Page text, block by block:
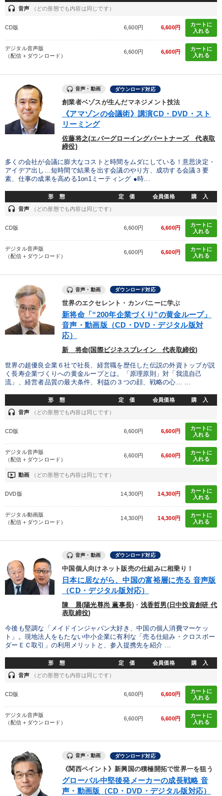
多様性・ダイバーシティ 株式投資
refresh 更新する
しいただけます
カテゴリー
「利上げ時代の最新・銀行対策」＋「不動産市況予測」＋「市場
予測と株式投資」最新刊
資産戦略
2025年夏季全国経営者セミナー収録講演ＣＤ・講演ＤＶＤ・デジ
【1月】音声・映像
タル版（音声／動画ストリーミング・ダウンロード）
最新刊・戦略参謀ChatGPT実戦法と中小企業のDXと講話ご案内
改善・生産性向上 数字・税務・決算書
新事業・新商品づくり 財務・数字力の向上
パフォーマンス向上 業績を伸ばしたい
社長の姿勢を学びたい 社員研修を行いたい
キーワード
労務問題・人事対策
トレンド 銀行交渉 投資
local_offer タグから探す refresh 更新する
すべての音声・動画（全2077タイトル）からお探しいただけます
タグ・キーワード
マネジメント 不動産投資 多様性・ダイバーシティ
いい会社 ビジネスモデル
労務問題・リスク対策 相続・事業承継
未来先見 聞き手・作間信司
IT・デジタル活用 早わかり 広報・PR 創業者
不動産
※「更新」を押すと「タグ・キーワード」を更新いただけます。
headset 音声 （どの形態でも内容は同じです）
CD版 6,600円 6,600円
カートに
入れる
デジタル音声版
（配信＋ダウンロード）
6,600円 6,600円
カートに
入れる
音声・動画 ダウンロード対応
創業者ベゾスが生んだマネジメント技法
《アマゾンの会議術》講演CD・DVD・スト
リーミング
佐藤将之(エバーグローイングパートナーズ 代表取
締役)
多くの会社が会議に膨大なコストと時間をムダにしている！意思決定・
アイデア出し…短時間で結果を出す会議のやり方、成功する会議３要
素、仕事の成果を高める1on1ミーティング ●時...
形 態 定 価 会員価格 購 入
headset 音声 （どの形態でも内容は同じです）
CD版 6,600円 6,600円
カートに
入れる
デジタル音声版
（配信＋ダウンロード）
6,600円 6,600円
カートに
入れる
音声・動画 ダウンロード対応
世界のエクセレント・カンパニーに学ぶ
新将命「“200年企業づくり”の黄金ループ」
音声・動画版（CD・DVD・デジタル版対
応）
新 将命(国際ビジネスブレイン 代表取締役)
世界の超優良企業６社で社長、経営職を歴任した伝説の外資トップが説
く長寿企業づくりへの黄金ループとは。「原理原則」対「我流自己
流」、経営者品質の最大条件、利益の３つの顔、戦略の心… ...
形 態 定 価 会員価格 購 入
headset 音声 （どの形態でも内容は同じです）
CD版 6,600円 6,600円
カートに
入れる
デジタル音声版
（配信＋ダウンロード）
6,600円 6,600円
カートに
入れる
ondemand_video 動画 （どの形態でも内容は同じです）
DVD版 14,300円 14,300円
カートに
入れる
デジタル動画版
（配信＋ダウンロード）
14,300円 14,300円
カートに
入れる
音声・動画 ダウンロード対応
中国個人向けネット販売の仕組みに相乗り！
日本に居ながら、中国の富裕層に売る 音声版
（CD・デジタル版対応）
陳 晨(陽光尊尚 薫事長) ・ 浅香哲男(日中投資創研 代
表取締役)
今後も堅調な「メイドインジャパン大好き、中国の個人消費マーケッ
ト」。現地法人をもたない中小企業に有利な「売る仕組み・クロスボー
ダーＥＣ取引」の利用メリットと、参入提携先を紹介 ...
形 態 定 価 会員価格 購 入
headset 音声 （どの形態でも内容は同じです）
CD版 6,600円 6,600円
カートに
入れる
デジタル音声版
（配信＋ダウンロード）
6,600円 6,600円
カートに
入れる
音声・動画 ダウンロード対応
《関西ペイント》新興国の積極開拓で世界一を狙う
グローバル中堅後発メーカーの成長戦略 音
声・動画版（CD・DVD・デジタル版対応）